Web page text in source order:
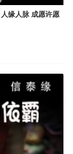
缘人脉 成愿许愿